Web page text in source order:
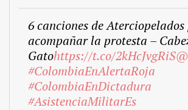
6 canciones de
acompañar la protesta –
Gatohttps://t.co/2kHcJvgRiS
#ColombiaEnAlertaRoja
#ColombiaEnDictadura
#AsistenciaMilitarEs